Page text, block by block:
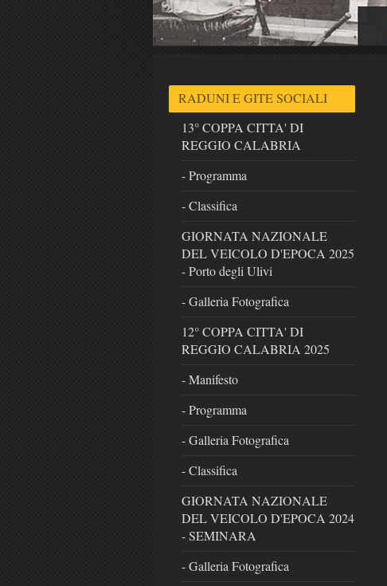
RADUNI E GITE SOCIALI
13° COPPA CITTA' DI
REGGIO CALABRIA
- Programma
- Classifica
GIORNATA NAZIONALE
DEL VEICOLO D'EPOCA 2025
- Porto degli Ulivi
- Galleria Fotografica
12° COPPA CITTA' DI
REGGIO CALABRIA 2025
- Manifesto
- Programma
- Galleria Fotografica
- Classifica
GIORNATA NAZIONALE
DEL VEICOLO D'EPOCA 2024
- SEMINARA
- Galleria Fotografica